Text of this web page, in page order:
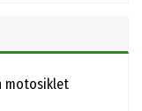
motosiklet